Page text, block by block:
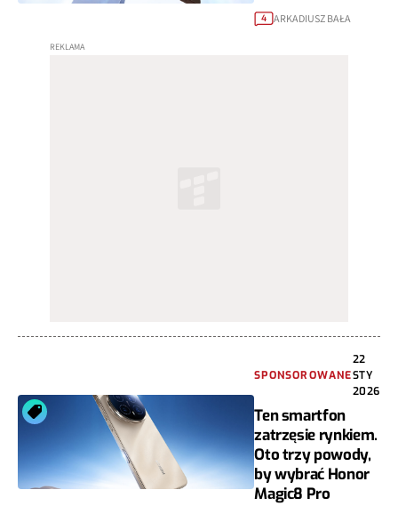
4 ARKADIUSZ BAŁA
SPONSOROWANE
22
STY
2026
Ten smartfon
zatrzęsie rynkiem.
Oto trzy powody,
by wybrać Honor
Magic8 Pro